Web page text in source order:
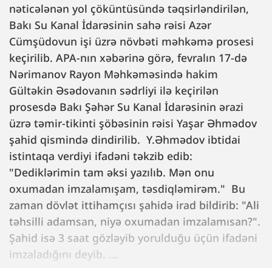
nəticələnən yol çöküntüsündə təqsirləndirilən,
Bakı Su Kanal İdarəsinin sahə rəisi Azər
Cümşüdovun işi üzrə növbəti məhkəmə prosesi
keçirilib. APA-nın xəbərinə görə, fevralın 17-də
Nərimanov Rayon Məhkəməsində hakim
Gültəkin Əsədovanın sədrliyi ilə keçirilən
prosesdə Bakı Şəhər Su Kanal İdarəsinin ərazi
üzrə təmir-tikinti şöbəsinin rəisi Yaşar Əhmədov
şahid qismində dindirilib. Y.Əhmədov ibtidai
istintaqa verdiyi ifadəni təkzib edib:
"Dediklərimin tam əksi yazılıb. Mən onu
oxumadan imzalamışam, təsdiqləmirəm." Bu
zaman dövlət ittihamçısı şahidə irad bildirib: "Ali
təhsilli adamsan, niyə oxumadan imzalamısan?".
Şahid isə 3 saat gözləyib yorulduğu üçün ifadəni
imzaladığını deyib. ...